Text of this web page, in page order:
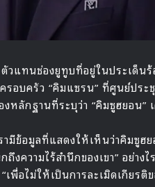
วแทนช่องยูทูบที่อยู่ในประเด็น
รอบครัว “คิมแซรน” ที่ศูนย์ประ
งหลักฐานที่ระบุว่า “คิมซูฮยอน”
รามีข้อมูลที่แสดงให้เห็นว่าคิม
งความไร้สำนึกของเขา” อย่า
เพื่อไม่ให้เป็นการละเมิดเกียรติ